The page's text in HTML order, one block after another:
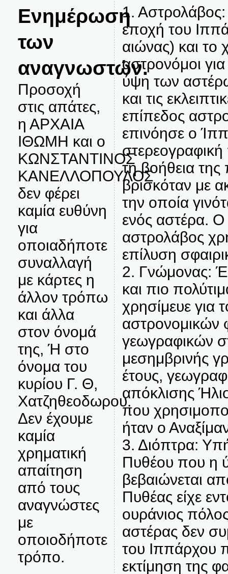
Ενημέρωση
των
αναγνωστών.
Προσοχή
στις απάτες,
η ΑΡΧΑΙΑ
ΙΘΩΜΗ και ο
ΚΩΝΣΤΑΝΤΙΝΟΣ
ΚΑΝΕΛΛΟΠΟΥΛΟΣ
δεν φέρει
καμία ευθύνη
για
οποιαδήποτε
συναλλαγή
με κάρτες η
άλλον τρόπω
και άλλα
στον όνομά
της, Ή στο
όνομα του
κυρίου Γ. Θ,
Χατζηθεοδωρου.
Δεν έχουμε
καμία
χρηματική
απαίτηση
από τους
αναγνώστες
με
οποιοδήποτε
τρόπο.
1.
εποχή του
αιώνας) και το
αστρονόμοι
ύψη των
και τις
επίπεδος
επινόησε ο
τη βοήθεια
βρισκόταν με
την οποία
ενός αστέρα. Ο
αστρολάβος
επίλυση
2. Γνώμονας:
και πιο
χρησίμευε για
αστρονομικών
γεωγραφικών
μεσημβρινής
έτους,
απόκλισης
που
ήταν ο
3. Διόπτρα:
Πυθέου που η
βεβαιώνεται
Πυθέας είχε
ουράνιος
αστέρας δεν
του Ιππάρχου
εκτίμηση της